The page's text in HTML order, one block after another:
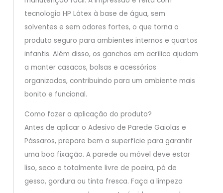
tecnologia HP Látex à base de água, sem
solventes e sem odores fortes, o que torna o
produto seguro para ambientes internos e quartos
infantis. Além disso, os ganchos em acrílico ajudam
a manter casacos, bolsas e acessórios
organizados, contribuindo para um ambiente mais
bonito e funcional.
Como fazer a aplicação do produto?
Antes de aplicar o Adesivo de Parede Gaiolas e
Pássaros, prepare bem a superfície para garantir
uma boa fixação. A parede ou móvel deve estar
liso, seco e totalmente livre de poeira, pó de
gesso, gordura ou tinta fresca. Faça a limpeza